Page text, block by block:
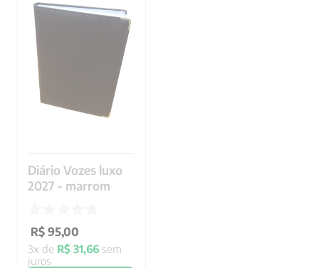
Diário Vozes luxo
2027 - marrom
R$ 95,00
3x de R$ 31,66 sem
juros